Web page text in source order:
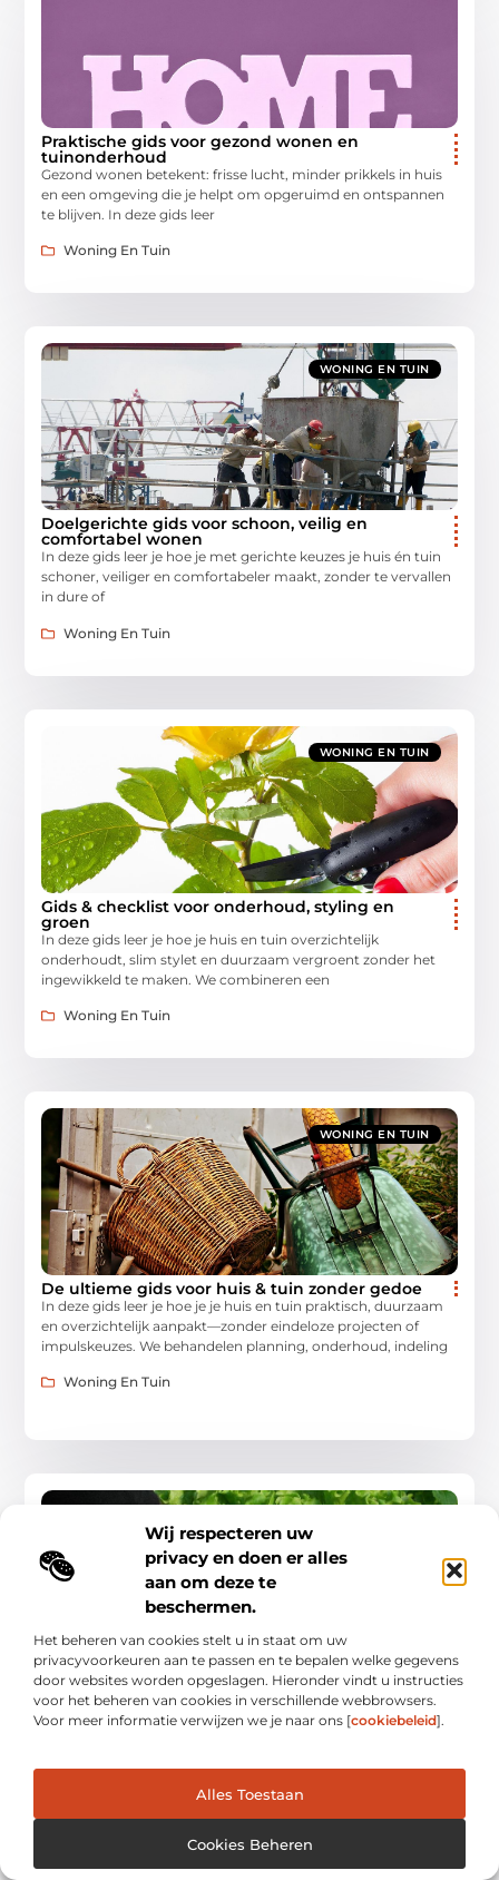
Wij respecteren uw
privacy en doen er alles
aan om deze te
beschermen.
Het beheren van cookies stelt u in staat om uw
privacyvoorkeuren aan te passen en te bepalen welke gegevens
door websites worden opgeslagen. Hieronder vindt u instructies
voor het beheren van cookies in verschillende webbrowsers.
Voor meer informatie verwijzen we je naar ons [cookiebeleid].
Alles Toestaan
Cookies Beheren
Praktische gids voor gezond wonen en
tuinonderhoud
Gezond wonen betekent: frisse lucht, minder prikkels in huis
en een omgeving die je helpt om opgeruimd en ontspannen
te blijven. In deze gids leer
Woning En Tuin
WONING EN TUIN
Doelgerichte gids voor schoon, veilig en
comfortabel wonen
In deze gids leer je hoe je met gerichte keuzes je huis én tuin
schoner, veiliger en comfortabeler maakt, zonder te vervallen
in dure of
Woning En Tuin
WONING EN TUIN
Gids & checklist voor onderhoud, styling en
groen
In deze gids leer je hoe je huis en tuin overzichtelijk
onderhoudt, slim stylet en duurzaam vergroent zonder het
ingewikkeld te maken. We combineren een
Woning En Tuin
WONING EN TUIN
De ultieme gids voor huis & tuin zonder gedoe
In deze gids leer je hoe je je huis en tuin praktisch, duurzaam
en overzichtelijk aanpakt—zonder eindeloze projecten of
impulskeuzes. We behandelen planning, onderhoud, indeling
Woning En Tuin
Basisgids voor huis & tuin: simpel, schoon en
groen
In deze gids leer je hoe je je huis en tuin overzichtelijk,
hygiënisch en duurzaam houdt zonder ingewikkelde